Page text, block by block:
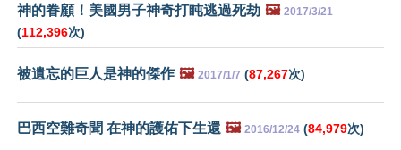
神的眷顧！美國男子神奇打盹逃過死劫 🖼️ 2017/3/21
(112,396次)
被遺忘的巨人是神的傑作 🖼️ 2017/1/7 (87,267次)
巴西空難奇聞 在神的護佑下生還 🖼️ 2016/12/24 (84,979次)